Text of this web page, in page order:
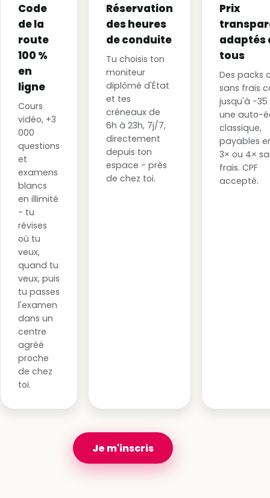
Code
de la
route
100 %
en
ligne
Cours
vidéo, +3
000
questions
et
examens
blancs
en illimité
- tu
révises
où tu
veux,
quand tu
veux, puis
tu passes
l'examen
dans un
centre
agréé
proche
de chez
toi.
Réservation
des heures
de conduite
Tu choisis ton
moniteur
diplômé d'État
et tes
créneaux de
6h à 23h, 7j/7,
directement
depuis ton
espace - près
de chez toi.
Prix
adaptés
tous
Des packs
sans frais
jusqu'à −35
une auto-
classique,
payables
3× ou 4×
frais. CPF
accepté.
Je m'inscris